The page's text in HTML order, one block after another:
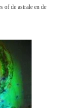
of de astrale en de